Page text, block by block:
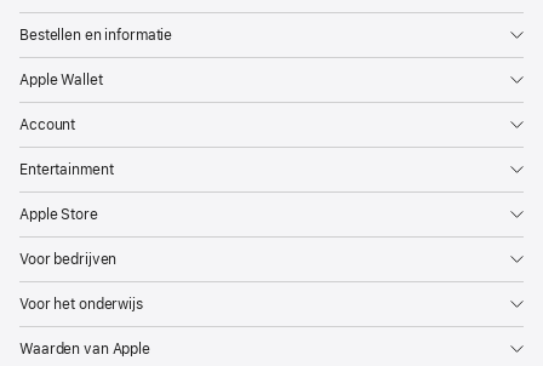
Bestellen en informatie
Apple Wallet
Account
Entertainment
Apple Store
Voor bedrijven
Voor het onderwijs
Waarden van Apple